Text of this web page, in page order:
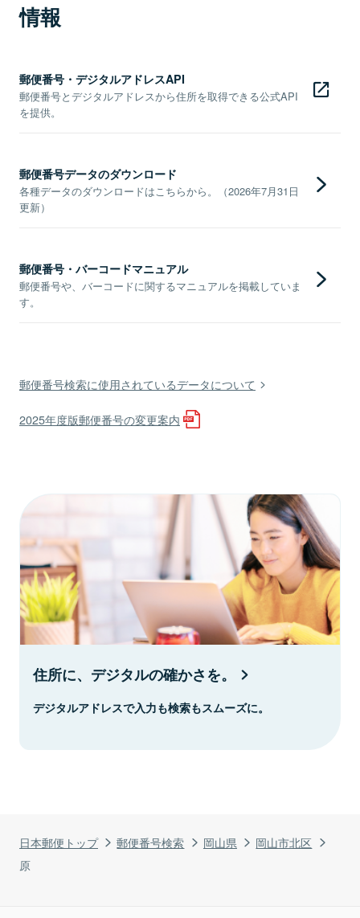
日本郵便トップ 郵便番号検索 岡山県
岡山市北区
原
情報
郵便番号・デジタルアドレスAPI
郵便番号とデジタルアドレスから住所を取得できる公式API
を提供。
郵便番号データのダウンロード
各種データのダウンロードはこちらから。（2026年7月31日
更新）
郵便番号・バーコードマニュアル
郵便番号や、バーコードに関するマニュアルを掲載していま
す。
郵便番号検索に使用されているデータについて
2025年度版郵便番号の変更案内
住所に、デジタルの確かさを。
デジタルアドレスで入力も検索もスムーズに。